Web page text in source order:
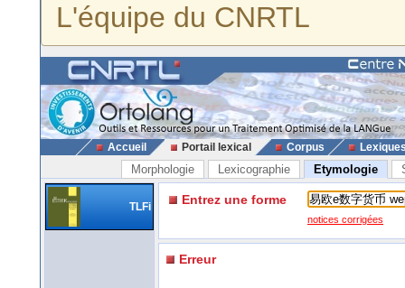
L'équipe du CNRTL
Accueil Portail lexical Corpus
Morphologie Lexicographie Etymologie
TLFi Entrez une forme
notices corrigées
Erreur